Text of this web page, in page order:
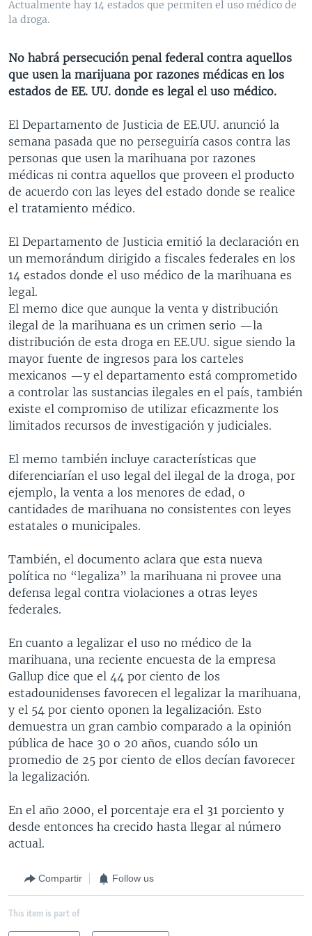
VENEZUELA
NICARAGUA
ECONOMÍA
TECNOLOGÍA
DEPORTES
MULTIMEDIA
FOTOGRAFÍA
AUDIOS
EL MUNDO AL DÍA
FORO INTERAMERICANO
LAS CLAVES
PANORAMA
RADIO
AVANCE INFORMATIVO
BUENOS DÍAS AMÉRICA
ESTADOS UNIDOS AL DÍA
EL MUNDO AL DÍA [RADIO]
FORO [RADIO]
DEPORTIVO INTERNACIONAL
NOTA ECONÓMICA
ENTRETENIMIENTO
DIRECT
Learning English
SÍGANOS
Actualmente hay 14 estados que permiten el uso médico de
la droga.
No habrá persecución penal federal contra aquellos
que usen la marijuana por razones médicas en los
estados de EE. UU. donde es legal el uso médico.
El Departamento de Justicia de EE.UU. anunció la
semana pasada que no perseguiría casos contra las
personas que usen la marihuana por razones
médicas ni contra aquellos que proveen el producto
de acuerdo con las leyes del estado donde se realice
el tratamiento médico.
El Departamento de Justicia emitió la declaración en
un memorándum dirigido a fiscales federales en los
14 estados donde el uso médico de la marihuana es
legal.
El memo dice que aunque la venta y distribución
ilegal de la marihuana es un crimen serio —la
distribución de esta droga en EE.UU. sigue siendo la
mayor fuente de ingresos para los carteles
mexicanos —y el departamento está comprometido
a controlar las sustancias ilegales en el país, también
existe el compromiso de utilizar eficazmente los
limitados recursos de investigación y judiciales.
El memo también incluye características que
diferenciarían el uso legal del ilegal de la droga, por
ejemplo, la venta a los menores de edad, o
cantidades de marihuana no consistentes con leyes
estatales o municipales.
También, el documento aclara que esta nueva
política no “legaliza” la marihuana ni provee una
defensa legal contra violaciones a otras leyes
federales.
En cuanto a legalizar el uso no médico de la
marihuana, una reciente encuesta de la empresa
Gallup dice que el 44 por ciento de los
estadounidenses favorecen el legalizar la marihuana,
y el 54 por ciento oponen la legalización. Esto
demuestra un gran cambio comparado a la opinión
pública de hace 30 o 20 años, cuando sólo un
promedio de 25 por ciento de ellos decían favorecer
la legalización.
En el año 2000, el porcentaje era el 31 porciento y
desde entonces ha crecido hasta llegar al número
actual.
Compartir Follow us
This item is part of